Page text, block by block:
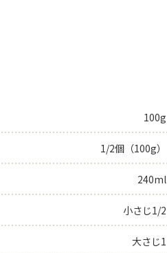
100g
1/2個（100g）
240ml
小さじ1/2
大さじ1